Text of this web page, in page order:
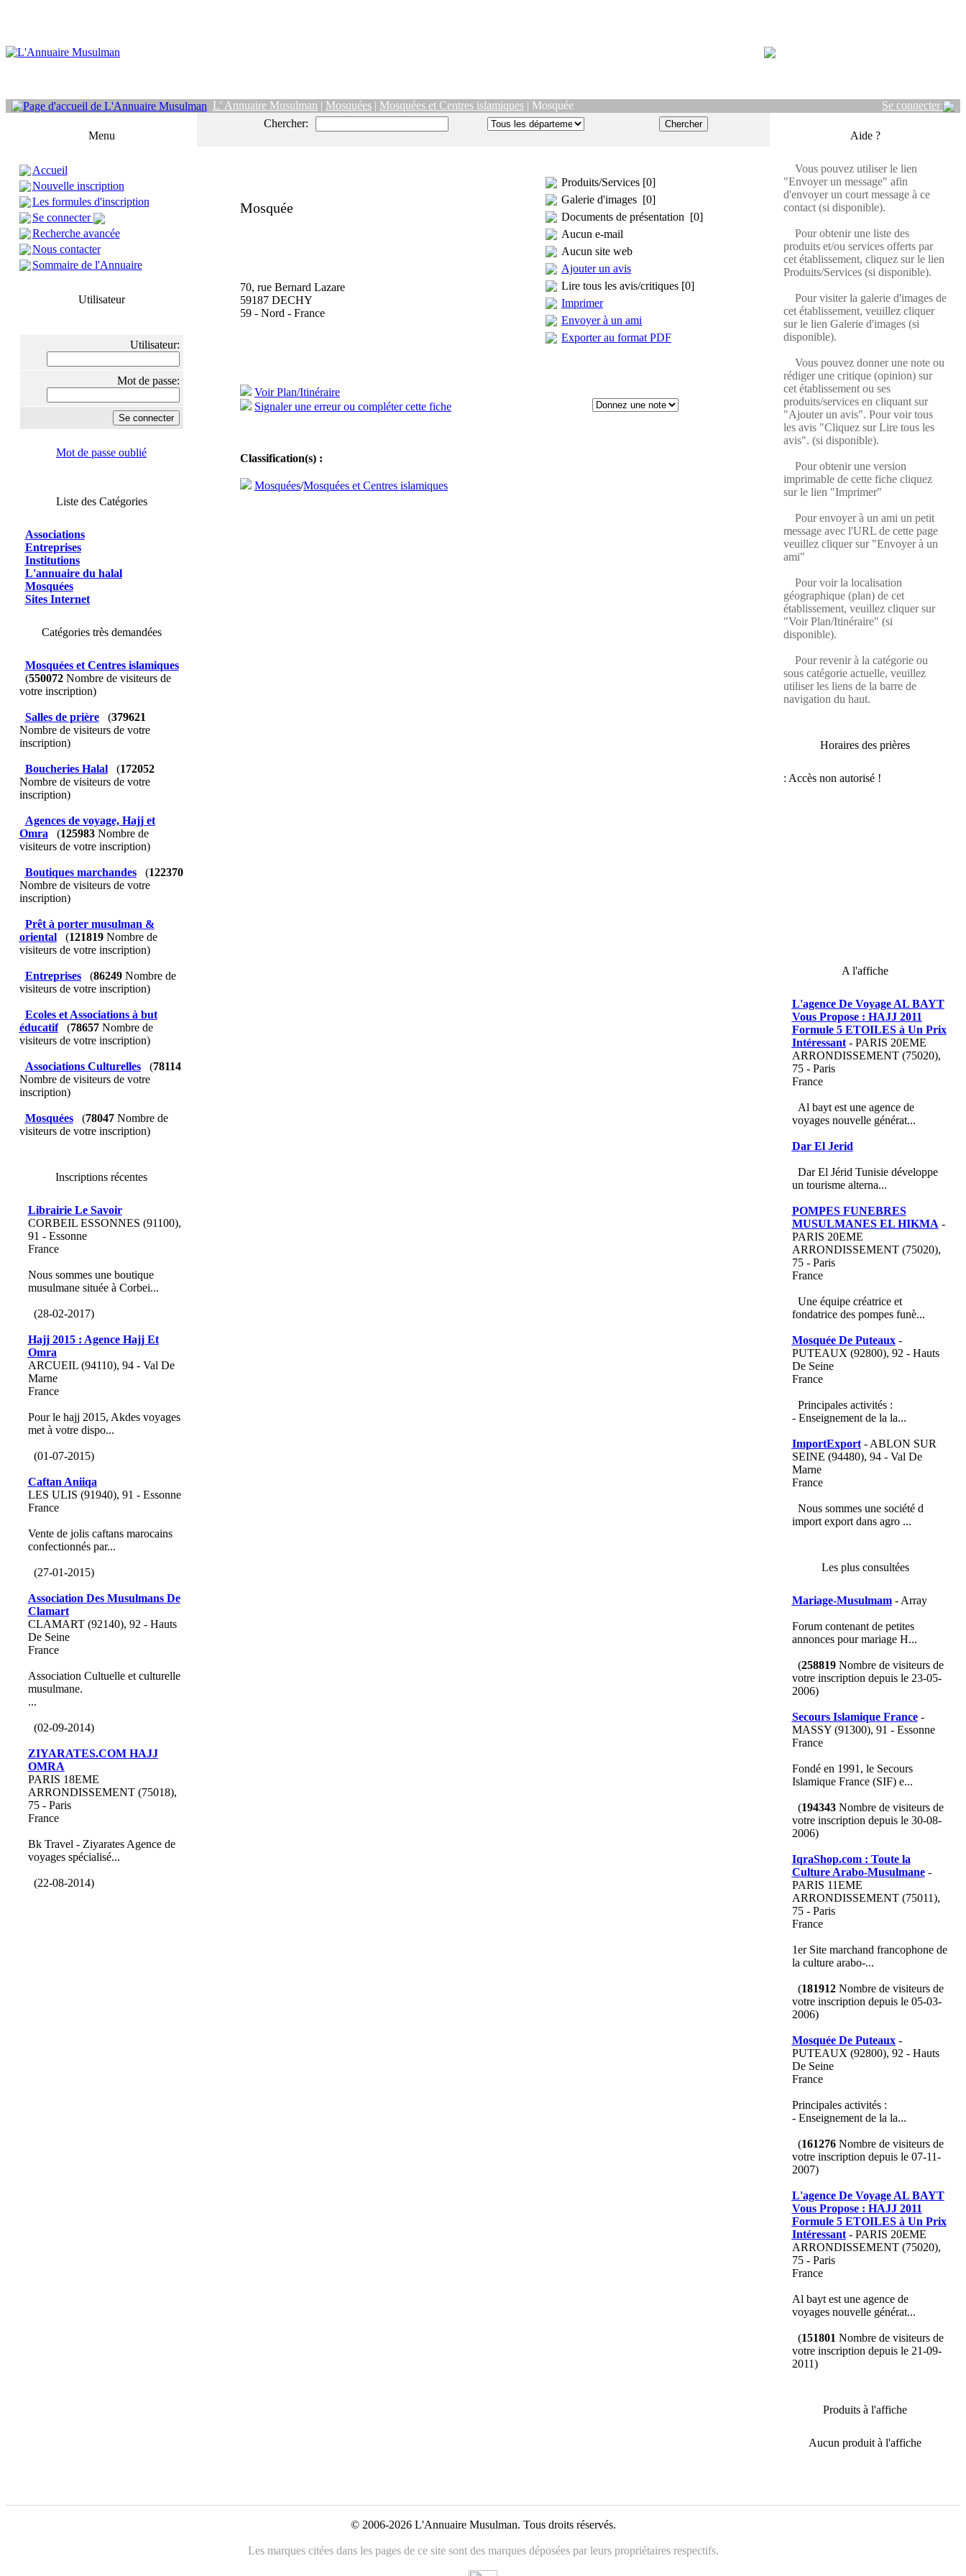
L' Annuaire Musulman | Mosquées | Mosquées et Centres islamiques | Mosquée Se connecter
Menu
Accueil
Nouvelle inscription
Les formules d'inscription
Se connecter
Recherche avancée
Nous contacter
Sommaire de l'Annuaire
Utilisateur
Utilisateur:
Mot de passe:
Mot de passe oublié
Liste des Catégories
Associations
Entreprises
Institutions
L'annuaire du halal
Mosquées
Sites Internet
Catégories très demandées
Mosquées et Centres islamiques
(550072Nombre de visiteurs de
votre inscription)
Salles de prière (379621
Nombre de visiteurs de votre
inscription)
Boucheries Halal (172052
Nombre de visiteurs de votre
inscription)
Agences de voyage, Hajj et
Omra
(125983Nombre de
visiteurs de votre inscription)
Boutiques marchandes (122370
Nombre de visiteurs de votre
inscription)
Prêt à porter musulman &
oriental
(121819Nombre de
visiteurs de votre inscription)
Entreprises (86249Nombre de
visiteurs de votre inscription)
Ecoles et Associations à but
éducatif
(78657Nombre de
visiteurs de votre inscription)
Associations Culturelles (78114
Nombre de visiteurs de votre
inscription)
Mosquées (78047Nombre de
visiteurs de votre inscription)
Inscriptions récentes
Librairie Le Savoir
CORBEIL ESSONNES (91100),
91 - Essonne
France
Nous sommes une boutique
musulmane située à Corbei...
(28-02-2017)
Hajj 2015 : Agence Hajj Et
Omra
ARCUEIL (94110), 94 - Val De
Marne
France
Pour le hajj 2015, Akdes voyages
met à votre dispo...
(01-07-2015)
Caftan Aniiqa
LES ULIS (91940), 91 - Essonne
France
Vente de jolis caftans marocains
confectionnés par...
(27-01-2015)
Association Des Musulmans De
Clamart
CLAMART (92140), 92 - Hauts
De Seine
France
Association Cultuelle et culturelle
musulmane.
...
(02-09-2014)
ZIYARATES.COM HAJJ
OMRA
PARIS 18EME
ARRONDISSEMENT (75018),
75 - Paris
France
Bk Travel - Ziyarates Agence de
voyages spécialisé...
(22-08-2014)
Chercher:
Mosquée
70, rue Bernard Lazare
59187 DECHY
59 - Nord - France
Voir Plan/Itinéraire
Signaler une erreur ou compléter cette fiche
Classification(s) :
Mosquées/Mosquées et Centres islamiques
Produits/Services [0]
Galerie d'images [0]
Documents de présentation [0]
Aucun e-mail
Aucun site web
Ajouter un avis
Lire tous les avis/critiques [0]
Imprimer
Envoyer à un ami
Exporter au format PDF
Aide ?
Vous pouvez utiliser le lien
"Envoyer un message" afin
d'envoyer un court message à ce
contact (si disponible).
Pour obtenir une liste des
produits et/ou services offerts par
cet établissement, cliquez sur le lien
Produits/Services (si disponible).
Pour visiter la galerie d'images de
cet établissement, veuillez cliquer
sur le lien Galerie d'images (si
disponible).
Vous pouvez donner une note ou
rédiger une critique (opinion) sur
cet établissement ou ses
produits/services en cliquant sur
"Ajouter un avis". Pour voir tous
les avis "Cliquez sur Lire tous les
avis". (si disponible).
Pour obtenir une version
imprimable de cette fiche cliquez
sur le lien "Imprimer"
Pour envoyer à un ami un petit
message avec l'URL de cette page
veuillez cliquer sur "Envoyer à un
ami"
Pour voir la localisation
géographique (plan) de cet
établissement, veuillez cliquer sur
"Voir Plan/Itinéraire" (si
disponible).
Pour revenir à la catégorie ou
sous catégorie actuelle, veuillez
utiliser les liens de la barre de
navigation du haut.
Horaires des prières
A l'affiche
L'agence De Voyage AL BAYT
Vous Propose : HAJJ 2011
Formule 5 ETOILES à Un Prix
Intéressant- PARIS 20EME
ARRONDISSEMENT (75020),
75 - Paris
France
Al bayt est une agence de
voyages nouvelle générat...
Dar El Jerid
Dar El Jérid Tunisie développe
un tourisme alterna...
POMPES FUNEBRES
MUSULMANES EL HIKMA -
PARIS 20EME
ARRONDISSEMENT (75020),
75 - Paris
France
Une équipe créatrice et
fondatrice des pompes funè...
Mosquée De Puteaux-
PUTEAUX (92800), 92 - Hauts
De Seine
France
Principales activités :
- Enseignement de la la...
ImportExport- ABLON SUR
SEINE (94480), 94 - Val De
Marne
France
Nous sommes une société d
import export dans agro ...
Les plus consultées
Mariage-Musulmam- Array
Forum contenant de petites
annonces pour mariage H...
(258819Nombre de visiteurs de
votre inscription depuis le 23-05-
2006)
Secours Islamique France-
MASSY (91300), 91 - Essonne
France
Fondé en 1991, le Secours
Islamique France (SIF) e...
(194343Nombre de visiteurs de
votre inscription depuis le 30-08-
2006)
IqraShop.com : Toute la
Culture Arabo-Musulmane-
PARIS 11EME
ARRONDISSEMENT (75011),
75 - Paris
France
1er Site marchand francophone de
la culture arabo-...
(181912Nombre de visiteurs de
votre inscription depuis le 05-03-
2006)
Mosquée De Puteaux-
PUTEAUX (92800), 92 - Hauts
De Seine
France
Principales activités :
- Enseignement de la la...
(161276Nombre de visiteurs de
votre inscription depuis le 07-11-
2007)
L'agence De Voyage AL BAYT
Vous Propose : HAJJ 2011
Formule 5 ETOILES à Un Prix
Intéressant- PARIS 20EME
ARRONDISSEMENT (75020),
75 - Paris
France
Al bayt est une agence de
voyages nouvelle générat...
(151801 Nombre de visiteurs de
votre inscription depuis le 21-09-
2011)
Produits à l'affiche
Aucun produit à l'affiche
© 2006-2026 L'Annuaire Musulman. Tous droits réservés.
Les marques citées dans les pages de ce site sont des marques déposées par leurs propriétaires respectifs.